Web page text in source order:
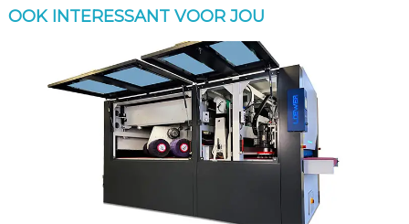
OOK INTERESSANT VOOR JOU